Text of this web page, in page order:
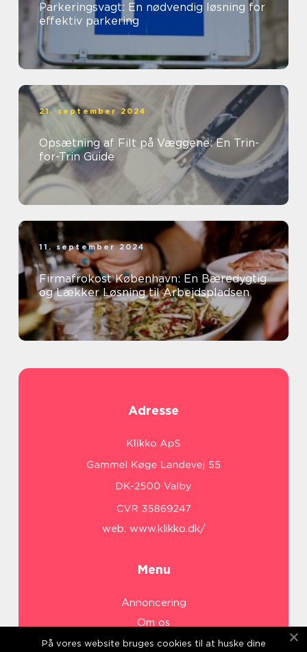
Parkeringsvagt: En nødvendig løsning for
effektiv parkering
21. september 2024
Opsætning af Filt på Væggene: En Trin-
for-Trin Guide
11. september 2024
Firmafrokost København: En Bæredygtig
og Lækker Løsning til Arbejdspladsen
Adresse
web: www.klikko.dk/
Menu
Annoncering
Om os
Cookies
På vores website bruges cookies til at huske dine